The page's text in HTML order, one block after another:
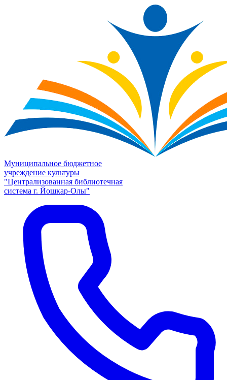
Муниципальное бюджетное
учреждение культуры
"Централизованная библиотечная
система г. Йошкар-Олы"